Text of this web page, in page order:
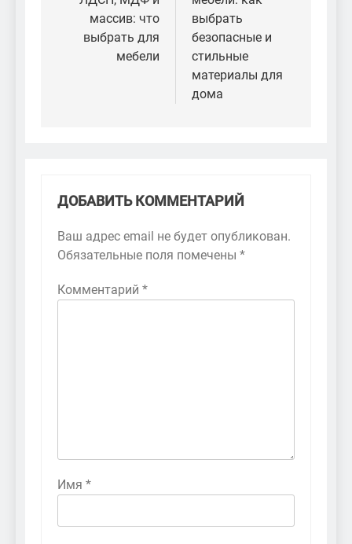
записям
массив: что
выбрать для
мебели
выбрать
безопасные и
стильные
материалы для
дома
ДОБАВИТЬ КОММЕНТАРИЙ
Ваш адрес email не будет опубликован.
Обязательные поля помечены *
Комментарий *
Имя *